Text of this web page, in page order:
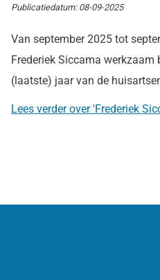
Publicatiedatum: 08-09-2025
Van september 2025 tot
Frederiek Siccama werkzaam
(laatste) jaar van de
Lees verderover 'Frederiek